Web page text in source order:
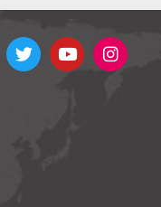
36 12 9 15
45